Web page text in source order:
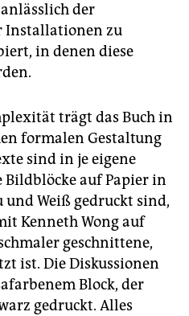
der
Installationen zu
in denen diese
trägt das Buch in
formalen Gestaltung
sind in je eigene
Bildblöcke auf Papier in
und Weiß gedruckt sind,
Kenneth Wong auf
geschnittene,
ist. Die Diskus­sio­nen
Block, der
gedruckt. Alles